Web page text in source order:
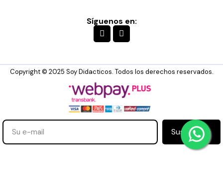
Síguenos en:
Copyright © 2025 Soy Didacticos. Todos los derechos reservados.
Suscribirse